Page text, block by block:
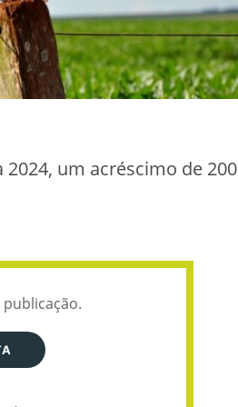
um acréscimo de 200